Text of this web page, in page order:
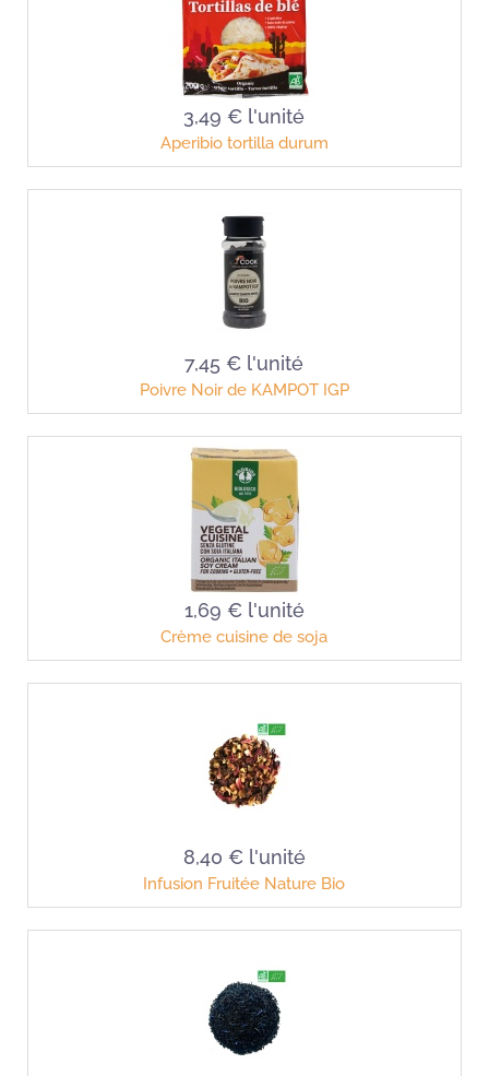
3,49 € l'unité
Aperibio tortilla durum
7,45 € l'unité
Poivre Noir de KAMPOT IGP
1,69 € l'unité
Crème cuisine de soja
8,40 € l'unité
Infusion Fruitée Nature Bio